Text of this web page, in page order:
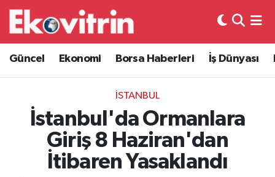
Güncel Ekonomi Borsa Haberleri İş Dünyası
İSTANBUL
İstanbul'da Ormanlara
Giriş 8 Haziran'dan
İtibaren Yasaklandı
Güncel
Ekonomi
Borsa Haberleri
İş Dünyası
Lojistik
Hava Durumu
Trafik Durumu
Süper Lig Puan Durumu ve Fikstür
Tüm Manşetler
Son Dakika Haberleri